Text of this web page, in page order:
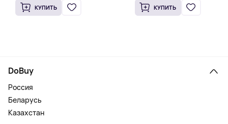
КУПИТЬ КУПИТЬ
DoBuy
Россия
Беларусь
Казахстан